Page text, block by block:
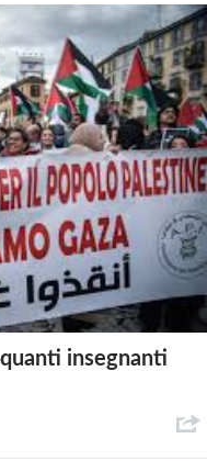
insegnanti